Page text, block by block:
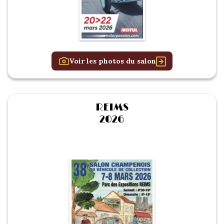
Voir les photos du salon
REIMS
2026